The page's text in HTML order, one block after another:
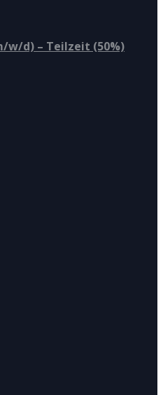
w/d) – Teilzeit (50%)